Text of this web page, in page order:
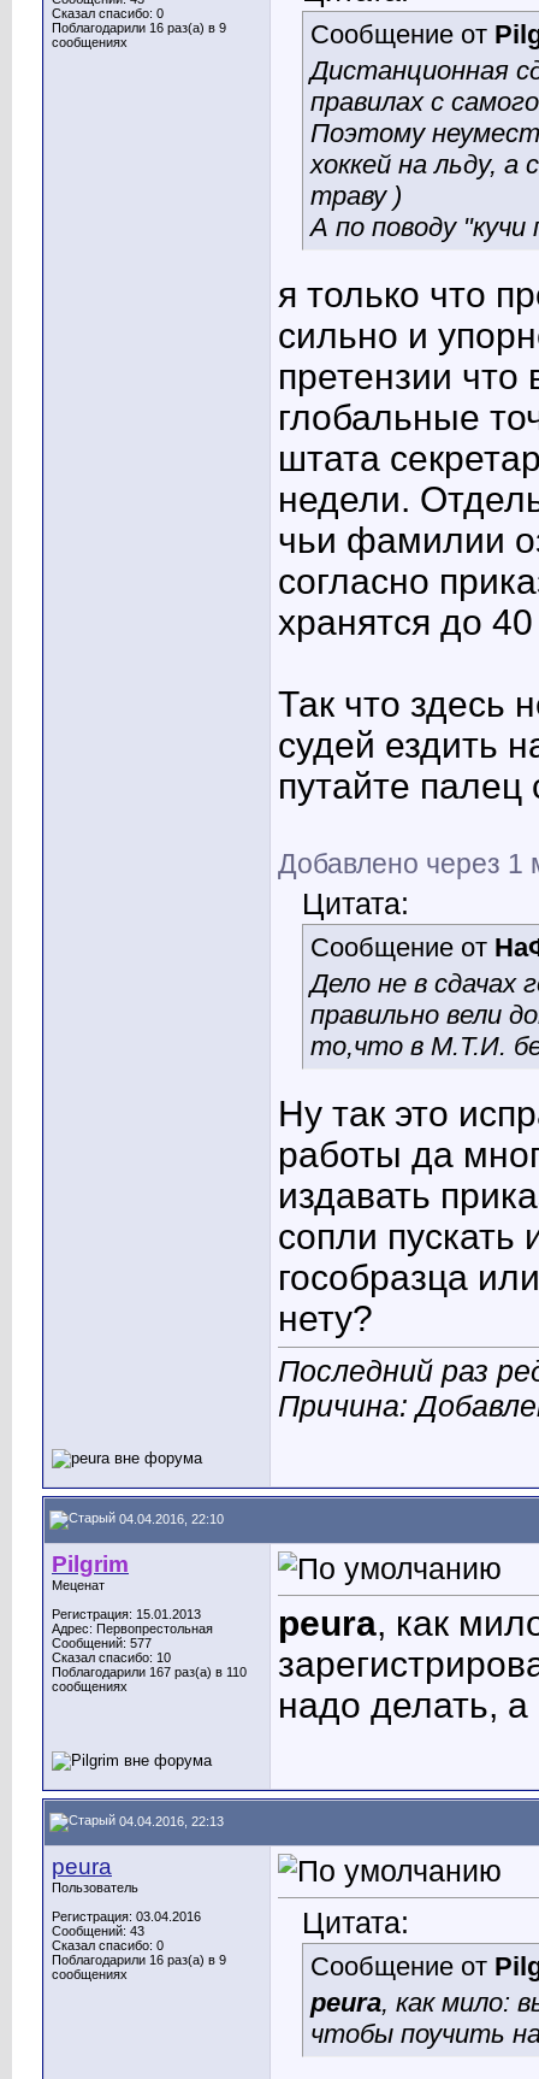
Сказал спасибо: 0
Поблагодарили 16 раз(а) в 9
сообщениях
Сообщение от
Дистанционная
правилах с
Поэтому
хоккей на льду, а
траву )
А по поводу "кучи
я только что
сильно и
претензии что
глобальные
штата
недели.
чьи фамилии
согласно
хранятся до
Так что здесь
судей ездить
путайте палец
Добавлено через 1
Цитата:
Сообщение от
Дело не в сдачах
правильно вели
то,что в М.Т.И.
Ну так это
работы да
издавать
сопли пускать
гособразца
нету?
Последний раз
Причина:
04.04.2016, 22:10
Pilgrim
Меценат
Регистрация: 15.01.2013
Адрес: Первопрестольная
Сообщений: 577
Сказал спасибо: 10
Поблагодарили 167 раз(а) в 110
сообщениях
peura, как
надо делать,
04.04.2016, 22:13
peura
Пользователь
Регистрация: 03.04.2016
Сообщений: 43
Сказал спасибо: 0
Поблагодарили 16 раз(а) в 9
сообщениях
Цитата:
Сообщение от
peura, как мило:
чтобы поучить